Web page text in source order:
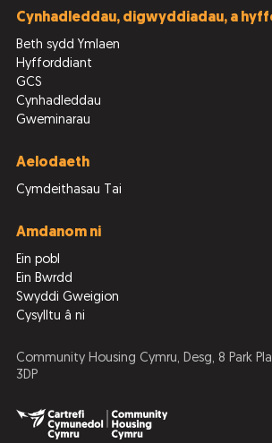
Cynhadleddau, digwyddiadau, a
Beth sydd Ymlaen
Hyfforddiant
GCS
Cynhadleddau
Gweminarau
Aelodaeth
Cymdeithasau Tai
Amdanom ni
Ein pobl
Ein Bwrdd
Swyddi Gweigion
Cysylltu â ni
Community Housing Cymru, Desg, 8 Park
3DP